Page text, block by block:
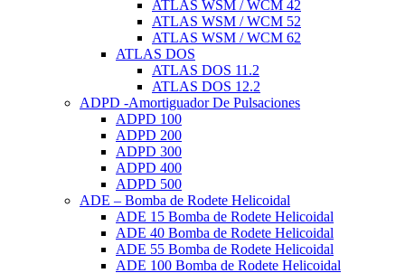
ATLAS WSM / WCM 42
ATLAS WSM / WCM 52
ATLAS WSM / WCM 62
ATLAS DOS
ATLAS DOS 11.2
ATLAS DOS 12.2
ADPD -Amortiguador De Pulsaciones
ADPD 100
ADPD 200
ADPD 300
ADPD 400
ADPD 500
ADE – Bomba de Rodete Helicoidal
ADE 15 Bomba de Rodete Helicoidal
ADE 40 Bomba de Rodete Helicoidal
ADE 55 Bomba de Rodete Helicoidal
ADE 100 Bomba de Rodete Helicoidal